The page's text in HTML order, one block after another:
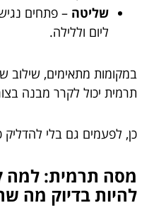
שליטה – פתחים
ליום וללילה.
במקומות מתאימים, שילוב
תרמית יכול לקרר מבנה
כן, לפעמים גם בלי להדליק
מסה תרמית: למה
להיות בדיוק מה